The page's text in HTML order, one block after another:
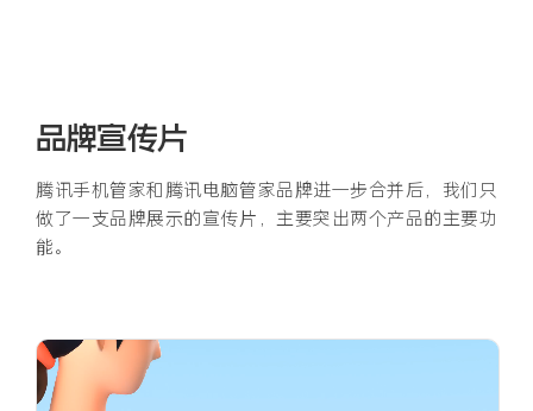
品牌宣传片
腾讯手机管家和腾讯电脑管家品牌进一步合并后，我们只
做了一支品牌展示的宣传片，主要突出两个产品的主要功
能。